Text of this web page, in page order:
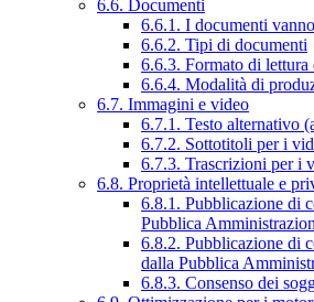
6.6. Documenti
6.6.1. I documenti
6.6.2. Tipi di documenti
6.6.3. Formato di
6.6.4. Modalità di
6.7. Immagini e video
6.7.1. Testo alternativo
6.7.2. Sottotitoli per i
6.7.3. Trascrizioni per i
6.8. Proprietà intellettuale e
6.8.1. Pubblicazione di
Pubblica
6.8.2. Pubblicazione di
dalla Pubblica
6.8.3. Consenso dei